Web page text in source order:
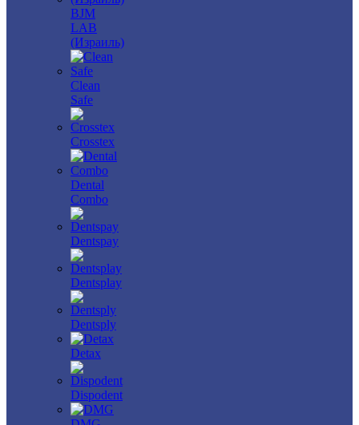
BJM
LAB
(Израиль)
Clean
Safe
Crosstex
Dental
Combo
Dentspay
Dentsplay
Dentsply
Detax
Dispodent